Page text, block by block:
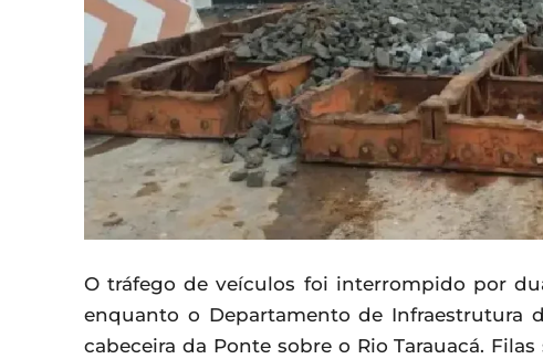
O tráfego de veículos foi interrompido por
enquanto o Departamento de Infraestrutura
cabeceira da Ponte sobre o Rio Tarauacá.